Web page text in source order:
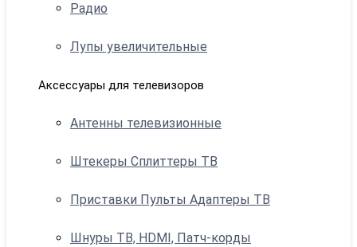
Радио
Лупы увеличительные
Аксессуары для телевизоров
Антенны телевизионные
Штекеры Сплиттеры ТВ
Приставки Пульты Адаптеры ТВ
Шнуры ТВ, HDMI, Патч-корды